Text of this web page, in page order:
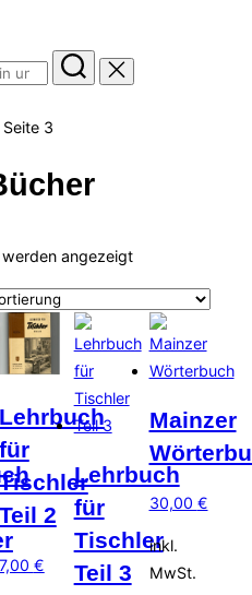
3
angezeigt
Lehrbuch
für
Teil 2
7,00 €
Lehrbuch
für
Tischler
Teil 3
Mainzer
30,00 €
inkl.
MwSt.